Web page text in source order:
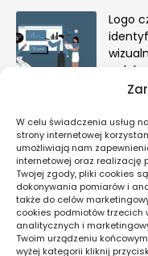
W celu świadczenia usług
strony internetowej
umożliwiają nam
internetowej oraz realizację
Twojej zgody, pliki cookies
dokonywania pomiarów i
także do celów
cookies podmiotów trzecich
analitycznych i
Twoim urządzeniu
wyżej kategorii kliknij
Logo
wybór
firmy
REKLAMA
Pogoda